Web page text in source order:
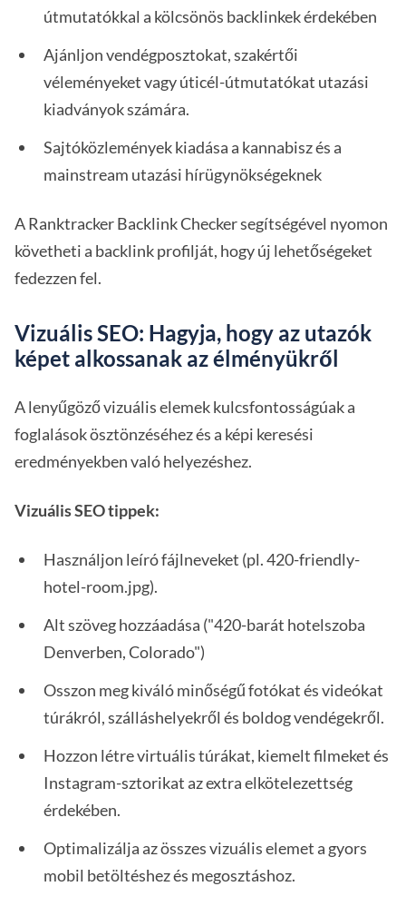
útmutatókkal a kölcsönös backlinkek érdekében
Ajánljon vendégposztokat, szakértői
véleményeket vagy úticél-útmutatókat utazási
kiadványok számára.
Sajtóközlemények kiadása a kannabisz és a
mainstream utazási hírügynökségeknek
A Ranktracker Backlink Checker segítségével nyomon
követheti a backlink profilját, hogy új lehetőségeket
fedezzen fel.
Vizuális SEO: Hagyja, hogy az utazók
képet alkossanak az élményükről
A lenyűgöző vizuális elemek kulcsfontosságúak a
foglalások ösztönzéséhez és a képi keresési
eredményekben való helyezéshez.
Vizuális SEO tippek:
Használjon leíró fájlneveket (pl. 420-friendly-
hotel-room.jpg).
Alt szöveg hozzáadása ("420-barát hotelszoba
Denverben, Colorado")
Osszon meg kiváló minőségű fotókat és videókat
túrákról, szálláshelyekről és boldog vendégekről.
Hozzon létre virtuális túrákat, kiemelt filmeket és
Instagram-sztorikat az extra elkötelezettség
érdekében.
Optimalizálja az összes vizuális elemet a gyors
mobil betöltéshez és megosztáshoz.